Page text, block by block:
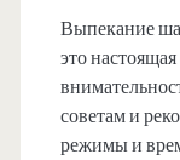
Выпекание
это настоящая
советам и
режимы и